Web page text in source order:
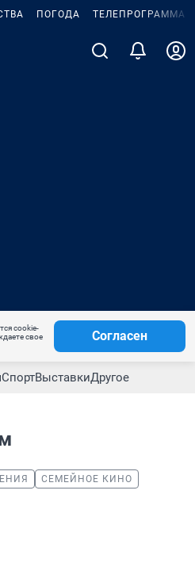
ПОГОДА ТЕЛЕПРОГРАММА
cookie-
свое
Согласен
СпортВыставкиДругое
СЕМЕЙНОЕ КИНО